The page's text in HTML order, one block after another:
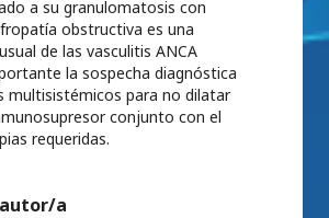
a su granulomatosis con
obstructiva es una
de las vasculitis ANCA
la sospecha diagnóstica
multisistémicos para no dilatar
conjunto con el
requeridas.
a